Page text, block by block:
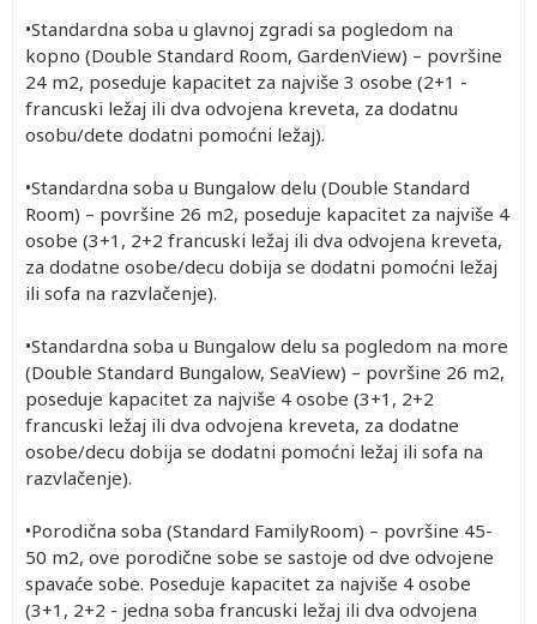
•Standardna soba u glavnoj zgradi sa pogledom na
kopno (Double Standard Room, GardenView) – površine
24 m2, poseduje kapacitet za najviše 3 osobe (2+1 -
francuski ležaj ili dva odvojena kreveta, za dodatnu
osobu/dete dodatni pomoćni ležaj).
•Standardna soba u Bungalow delu (Double Standard
Room) – površine 26 m2, poseduje kapacitet za najviše 4
osobe (3+1, 2+2 francuski ležaj ili dva odvojena kreveta,
za dodatne osobe/decu dobija se dodatni pomoćni ležaj
ili sofa na razvlačenje).
•Standardna soba u Bungalow delu sa pogledom na more
(Double Standard Bungalow, SeaView) – površine 26 m2,
poseduje kapacitet za najviše 4 osobe (3+1, 2+2
francuski ležaj ili dva odvojena kreveta, za dodatne
osobe/decu dobija se dodatni pomoćni ležaj ili sofa na
razvlačenje).
•Porodična soba (Standard FamilyRoom) – površine 45-
50 m2, ove porodične sobe se sastoje od dve odvojene
spavaće sobe. Poseduje kapacitet za najviše 4 osobe
(3+1, 2+2 - jedna soba francuski ležaj ili dva odvojena